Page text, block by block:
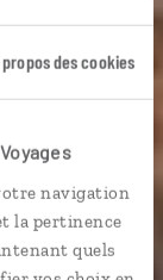
propos des cookies
navigation
la pertinence
quels
du
de l’archipel